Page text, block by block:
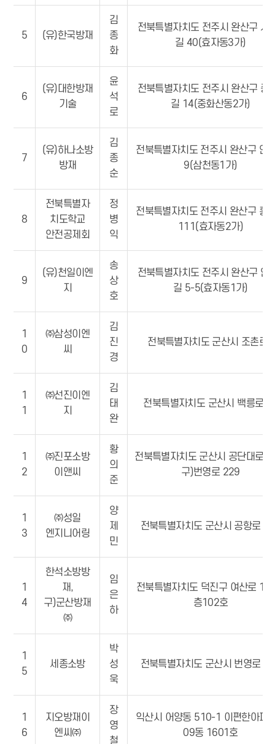
5 (유)한국방재
김
종
화
전북특별자치도 전주시 완산구 서
길 40(효자동3가)
6
(유)대한방재
기술
윤
석
로
전북특별자치도 전주시 완산구 중
길 14(중화산동2가)
7
(유)하나소방
방재
김
종
순
전북특별자치도 전주시 완산구 안
9(삼천동1가)
8
전북특별자
치도학교
안전공제회
정
병
익
전북특별자치도 전주시 완산구 홍
111(효자동2가)
9
(유)천일이엔
지
송
상
호
전북특별자치도 전주시 완산구 안
길 5-5(효자동1가)
1
0
㈜삼성이엔
씨
김
진
경
전북특별자치도 군산시 조촌로9
1
1
㈜선진이엔
지
김
태
완
전북특별자치도 군산시 백릉로
1
2
㈜진포소방
이앤씨
황
의
준
전북특별자치도 군산시 공단대로
구)번영로 229
1
3
㈜성일
엔지니어링
양
제
민
전북특별자치도 군산시 공항로
1
4
한석소방방
재,
구)군산방재
㈜
임
은
하
전북특별자치도 덕진구 여산로
층102호
1
5
세종소방
박
성
욱
전북특별자치도 군산시 번영로
1
6
지오방재이
엔씨㈜
장
영
철
익산시 어양동 510-1 이편한아파
09동 1601호